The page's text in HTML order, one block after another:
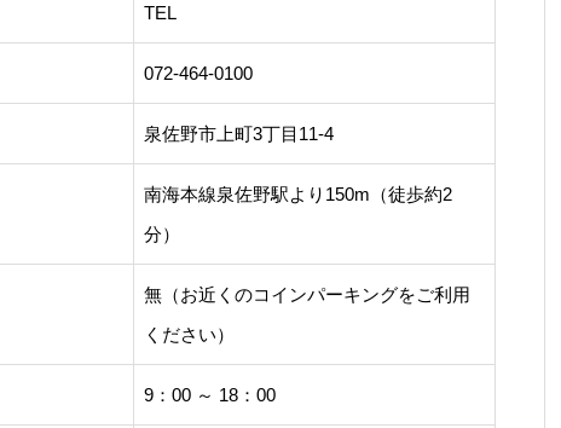
TEL
072-464-0100
泉佐野市上町3丁目11-4
南海本線泉佐野駅より150m（徒歩約2
分）
無（お近くのコインパーキングをご利用
ください）
9：00 ～ 18：00